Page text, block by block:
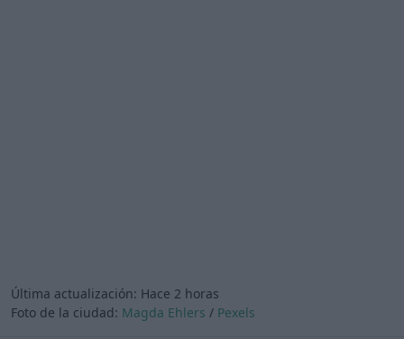
Última actualización: Hace 2 horas
Foto de la ciudad: Magda Ehlers / Pexels